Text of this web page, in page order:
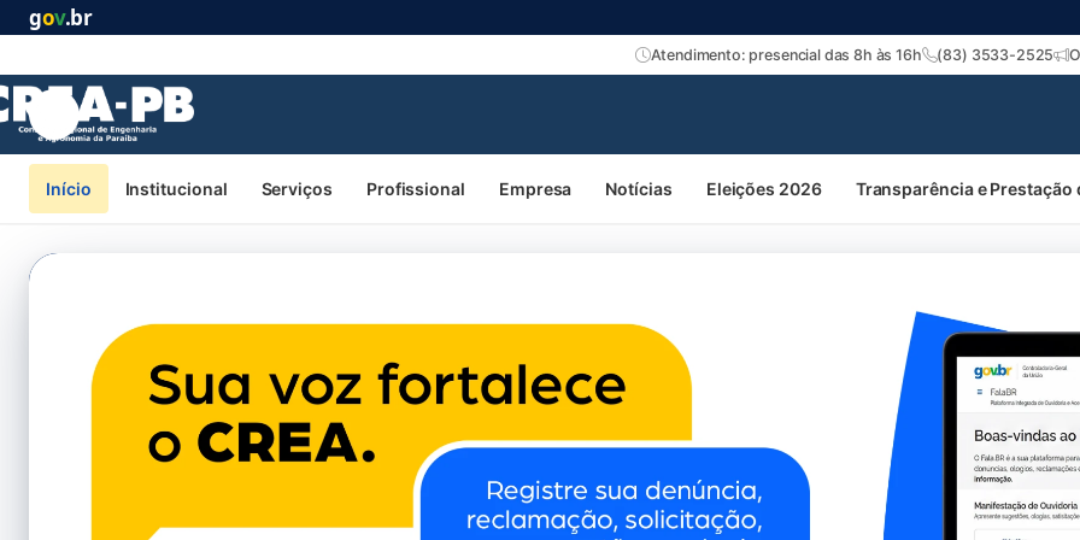
CREA-PB - Conselho Regional de Engenharia e Agronomia
gov.br
Atendimento: presencial das 8h às 16h (83) 3533-2525
Início Institucional Serviços Profissional Empresa Notícias Eleições 2026 Transparência e Prestação